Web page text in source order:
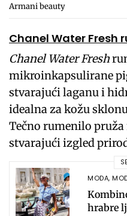
Armani beauty
Chanel Water Fresh
Chanel Water Fresh
mikroinkapsulirane
stvarajući laganu i
idealna za kožu
Tečno rumenilo
stvarajući izgled
MODA,
hrabre